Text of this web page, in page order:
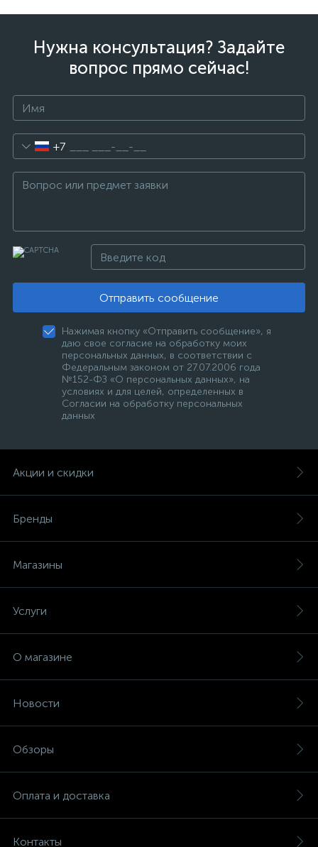
Нужна консультация? Задайте
вопрос прямо сейчас!
+7
Отправить сообщение
Нажимая кнопку «Отправить сообщение», я
даю свое согласие на обработку моих
персональных данных, в соответствии с
Федеральным законом от 27.07.2006 года
№152-ФЗ «О персональных данных», на
условиях и для целей, определенных в
Согласии на обработку персональных
данных
Акции и скидки
Бренды
Магазины
Услуги
О магазине
Новости
Обзоры
Оплата и доставка
Контакты